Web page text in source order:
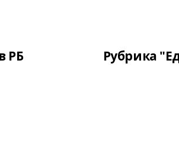
РБ Рубрика